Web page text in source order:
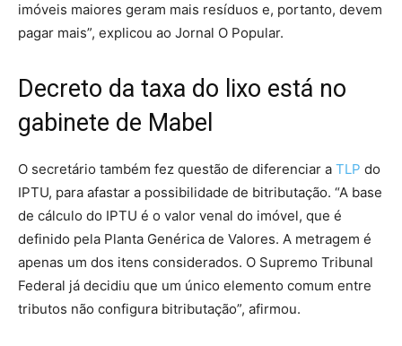
imóveis maiores geram mais resíduos e, portanto, devem
pagar mais”, explicou ao Jornal O Popular.
Decreto da taxa do lixo está no
gabinete de Mabel
O secretário também fez questão de diferenciar a TLP do
IPTU, para afastar a possibilidade de bitributação. “A base
de cálculo do IPTU é o valor venal do imóvel, que é
definido pela Planta Genérica de Valores. A metragem é
apenas um dos itens considerados. O Supremo Tribunal
Federal já decidiu que um único elemento comum entre
tributos não configura bitributação”, afirmou.